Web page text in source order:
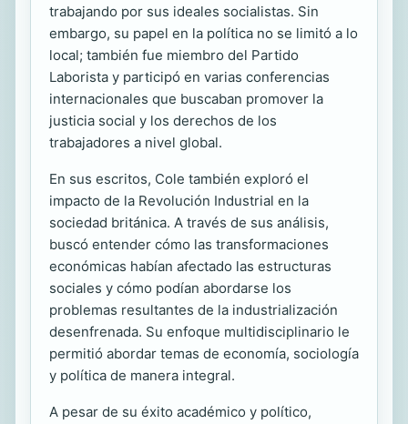
trabajando por sus ideales socialistas. Sin
embargo, su papel en la política no se limitó a lo
local; también fue miembro del Partido
Laborista y participó en varias conferencias
internacionales que buscaban promover la
justicia social y los derechos de los
trabajadores a nivel global.
En sus escritos, Cole también exploró el
impacto de la Revolución Industrial en la
sociedad británica. A través de sus análisis,
buscó entender cómo las transformaciones
económicas habían afectado las estructuras
sociales y cómo podían abordarse los
problemas resultantes de la industrialización
desenfrenada. Su enfoque multidisciplinario le
permitió abordar temas de economía, sociología
y política de manera integral.
A pesar de su éxito académico y político,